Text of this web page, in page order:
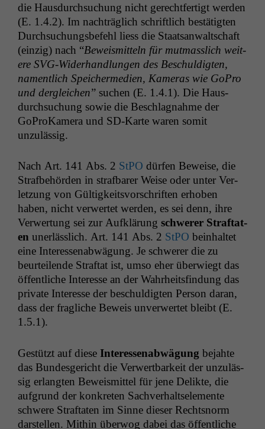
die Haus­durch­suchung nicht gerecht­fer­tigt wer­den
(E. 1.4.2). Im nachträglich schriftlich bestätigten
Durch­suchungs­be­fehl liess die Staat­san­waltschaft
(einzig) nach “Beweis­mit­teln für mut­masslich weit­
ere SVG-Wider­hand­lun­gen des Beschuldigten,
namentlich Spe­icher­me­di­en, Kam­eras wie GoPro
und der­gle­ichen” suchen (E. 1.4.1). Die Haus­
durch­suchung sowie die Beschlagnahme der
GoProKam­era und SD-Karte waren somit
unzulässig.
Nach Art. 141 Abs. 2 StPO dür­fen Beweise, die
Straf­be­hör­den in straf­bar­er Weise oder unter Ver­
let­zung von Gültigkeitsvorschriften erhoben
haben, nicht ver­w­ertet wer­den, es sei denn, ihre
Ver­w­er­tung sei zur Aufk­lärung schw­er­er Straftat­
en uner­lässlich. Art. 141 Abs. 2 StPO bein­hal­tet
eine Inter­essen­ab­wä­gung. Je schw­er­er die zu
beurteilende Straftat ist, umso eher über­wiegt das
öffentliche Inter­esse an der Wahrheits­find­ung das
pri­vate Inter­esse der beschuldigten Per­son daran,
dass der fragliche Beweis unver­w­ertet bleibt (E.
1.5.1).
Gestützt auf diese Inter­essen­ab­wä­gung bejahte
das Bun­des­gericht die Ver­w­ert­barkeit der unzuläs­
sig erlangten Beweis­mit­tel für jene Delik­te, die
auf­grund der konkreten Sachver­halt­se­le­mente
schwere Straftat­en im Sinne dieser Recht­snorm
darstellen. Mithin über­wog dabei das öffentliche